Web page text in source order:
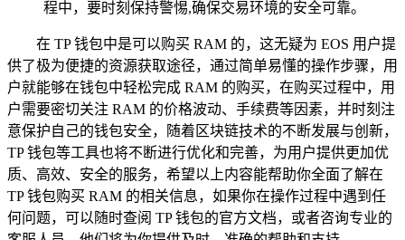
程中，要时刻保持警惕,确保交易环境的安全可靠。
在 TP 钱包中是可以购买 RAM 的，这无疑为 EOS 用户提
供了极为便捷的资源获取途径，通过简单易懂的操作步骤，用
户就能够在钱包中轻松完成 RAM 的购买，在购买过程中，用
户需要密切关注 RAM 的价格波动、手续费等因素，并时刻注
意保护自己的钱包安全，随着区块链技术的不断发展与创新，
TP 钱包等工具也将不断进行优化和完善，为用户提供更加优
质、高效、安全的服务，希望以上内容能帮助你全面了解在
TP 钱包购买 RAM 的相关信息，如果你在操作过程中遇到任
何问题，可以随时查阅 TP 钱包的官方文档，或者咨询专业的